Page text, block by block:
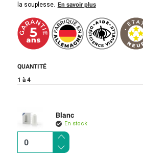
la souplesse. En savoir plus
QUANTITÉ
1 à 4
Blanc
En stock